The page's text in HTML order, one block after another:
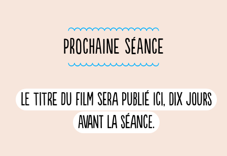
PROCHAINE SÉANCE
Le titre du film sera publié ici, dix jours
avant la séance.